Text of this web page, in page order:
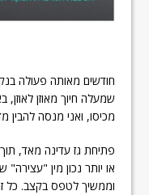
חודשים מאותה פעולה
שמעלה חיוך מאוזן
מכיסו, ואני מנסה
פתיחת גז עדינה מאד,
או יותר נכון מין
וממשיך לטפס בקצב. כל